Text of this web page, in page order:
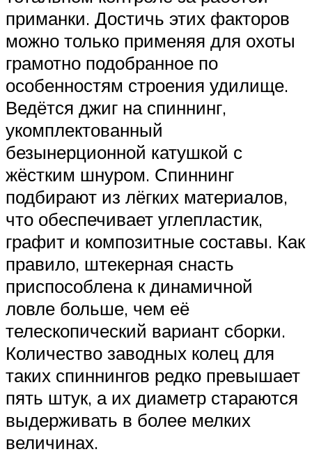
приманки. Достичь этих факторов
можно только применяя для охоты
грамотно подобранное по
особенностям строения удилище.
Ведётся джиг на спиннинг,
укомплектованный
безынерционной катушкой с
жёстким шнуром. Спиннинг
подбирают из лёгких материалов,
что обеспечивает углепластик,
графит и композитные составы. Как
правило, штекерная снасть
приспособлена к динамичной
ловле больше, чем её
телескопический вариант сборки.
Количество заводных колец для
таких спиннингов редко превышает
пять штук, а их диаметр стараются
выдерживать в более мелких
величинах.